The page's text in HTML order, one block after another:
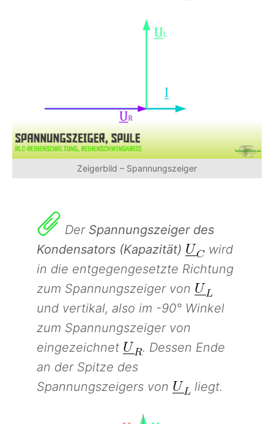
Zeigerbild – Spannungszeiger
Der Spannungszeiger des
Kondensators (Kapazität)
wird
in die entgegengesetzte Richtung
zum Spannungszeiger von
und vertikal, also im -90° Winkel
zum Spannungszeiger von
eingezeichnet
. Dessen Ende
an der Spitze des
Spannungszeigers von
liegt.